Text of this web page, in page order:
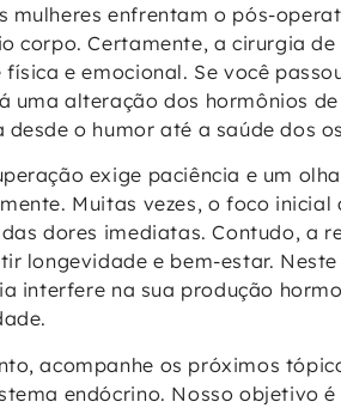
mulheres enfrentam o pós-
corpo. Certamente, a cirurgia
física e emocional. Se você
uma alteração dos hormônios
desde o humor até a saúde dos
exige paciência e um
Muitas vezes, o foco
dores imediatas. Contudo, a
longevidade e bem-estar.
interfere na sua produção
acompanhe os próximos
endócrino. Nosso objetivo